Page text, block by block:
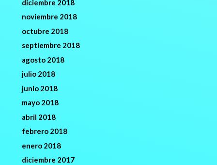
diciembre 2018
noviembre 2018
octubre 2018
septiembre 2018
agosto 2018
julio 2018
junio 2018
mayo 2018
abril 2018
febrero 2018
enero 2018
diciembre 2017